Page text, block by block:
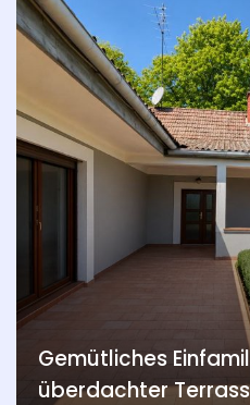
Gemütliches
überdachter